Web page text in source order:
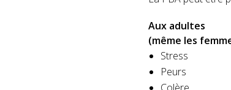
Aux adultes
(même les
Stress
Peurs